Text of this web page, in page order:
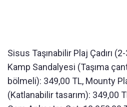
Sisus Taşınabilir Plaj Çadırı
Kamp Sandalyesi (Taşıma
bölmeli): 349,00 TL, Mounty
(Katlanabilir tasarım): 349,00